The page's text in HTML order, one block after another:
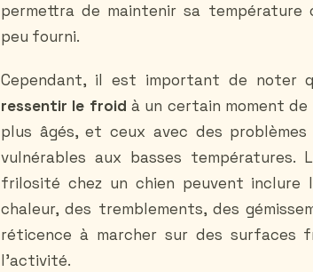
permettra de maintenir sa température
peu fourni.
Cependant, il est important de noter
ressentir le froid à un certain moment
plus âgés, et ceux avec des
vulnérables aux basses températures.
frilosité chez un chien peuvent inclure
chaleur, des tremblements, des
réticence à marcher sur des surfaces
l'activité.